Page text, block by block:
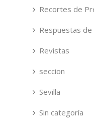
Recortes de
Respuestas de
Revistas
seccion
Sevilla
Sin categoría